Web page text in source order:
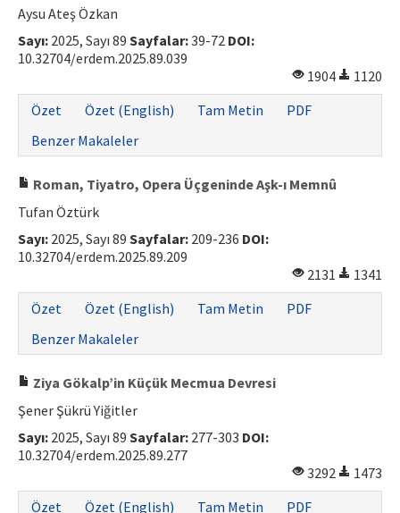
Aysu Ateş Özkan
Sayı: 2025, Sayı 89 Sayfalar:39-72 DOI:
10.32704/erdem.2025.89.039
1904
1120
Özet
Özet (English) Tam Metin
PDF
Benzer Makaleler
Roman, Tiyatro, Opera Üçgeninde Aşk-ı Memnû
Tufan Öztürk
Sayı: 2025, Sayı 89 Sayfalar: 209-236 DOI:
10.32704/erdem.2025.89.209
2131
1341
Özet
Özet (English) Tam Metin
PDF
Benzer Makaleler
Ziya Gökalp’in Küçük Mecmua Devresi
Şener Şükrü Yiğitler
Sayı: 2025, Sayı 89 Sayfalar: 277-303 DOI:
10.32704/erdem.2025.89.277
3292
1473
Özet
Özet (English) Tam Metin
PDF